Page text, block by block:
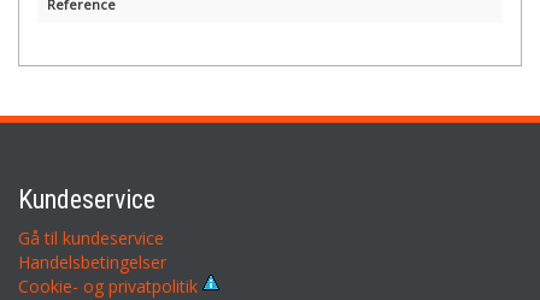
Reference
Kundeservice
Gå til kundeservice
Handelsbetingelser
Cookie- og privatpolitik